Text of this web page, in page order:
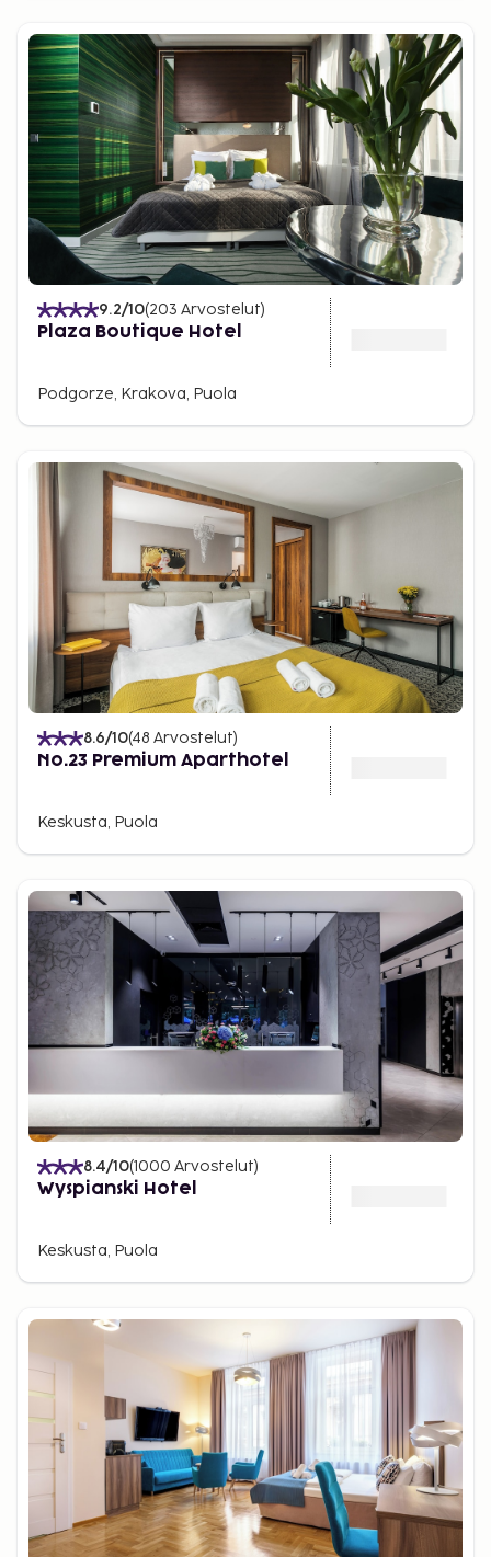
9.2/10(203 Arvostelut)
Plaza Boutique Hotel
Podgorze, Krakova, Puola
8.6/10(48 Arvostelut)
No.23 Premium Aparthotel
Keskusta, Puola
8.4/10(1000 Arvostelut)
Wyspianski Hotel
Keskusta, Puola